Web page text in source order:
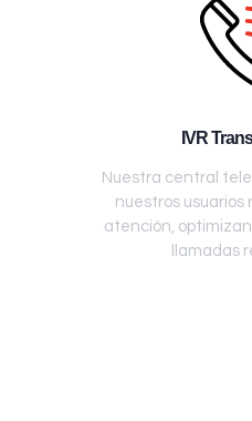
IVR
Nuestra central
nuestros usuarios
atención,
llamadas